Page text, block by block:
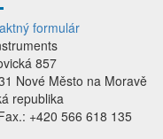
formulár
857
Nové Město na Moravě
republika
+420 566 618 135